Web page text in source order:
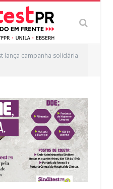
lança campanha solidária